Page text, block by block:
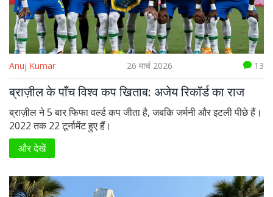
Anuj Kumar 26 मार्च 2026 13
ब्राज़ील के पाँच विश्व कप खिताब: अजेय रिकॉर्ड का राज
ब्राज़ील ने 5 बार फिफा वर्ल्ड कप जीता है, जबकि जर्मनी और इटली पीछे हैं।
2022 तक 22 टूर्नामेंट हुए हैं।
और देखें